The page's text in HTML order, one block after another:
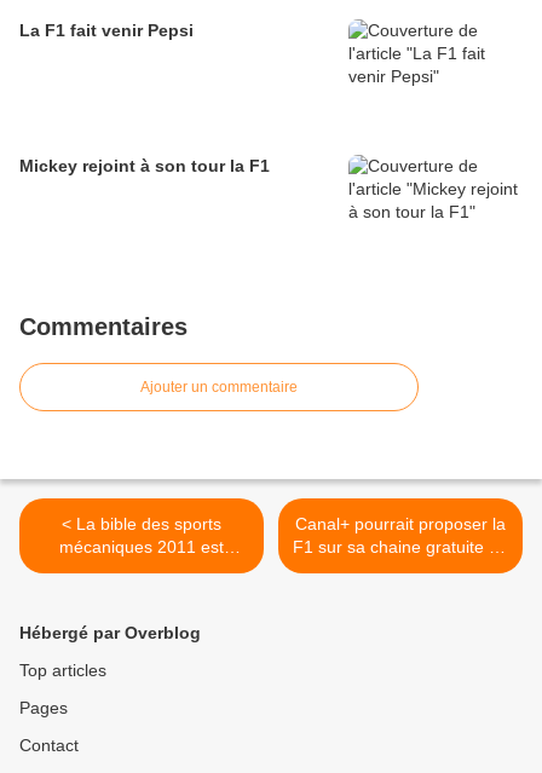
La F1 fait venir Pepsi
Mickey rejoint à son tour la F1
Commentaires
Ajouter un commentaire
< La bible des sports
mécaniques 2011 est
disponible
Canal+ pourrait proposer la
F1 sur sa chaine gratuite de
la TNT >
Hébergé par Overblog
Top articles
Pages
Contact